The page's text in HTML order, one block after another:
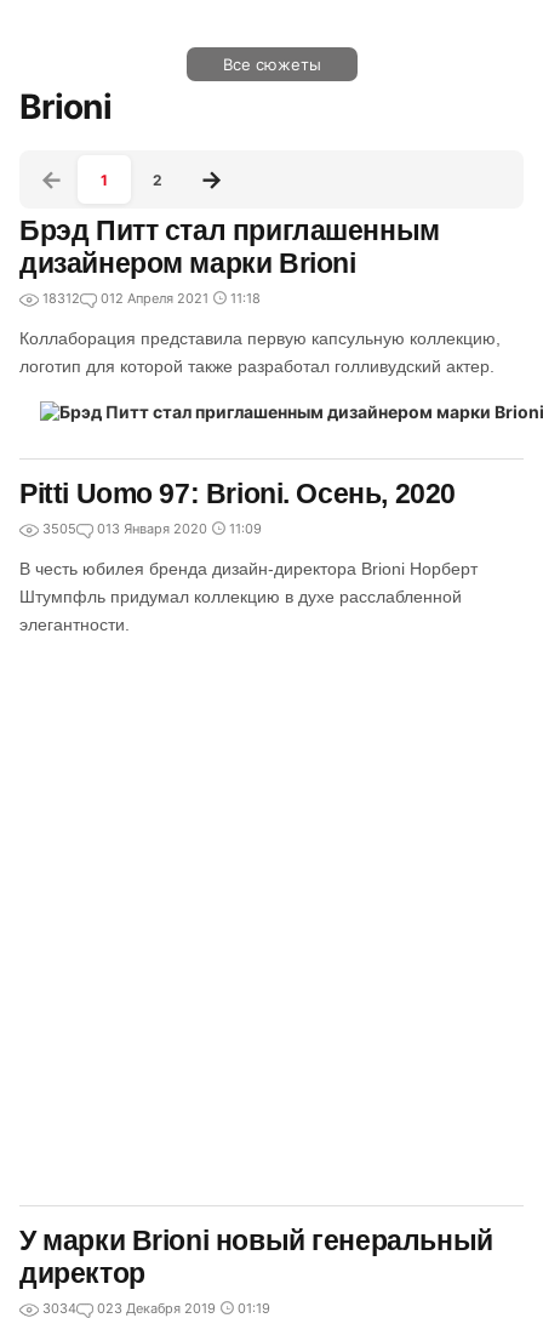
Все сюжеты
Brioni
1 2
Брэд Питт стал приглашенным
дизайнером марки Brioni
18312 012 Апреля 2021 11:18
Коллаборация представила первую капсульную коллекцию,
логотип для которой также разработал голливудский актер.
Pitti Uomo 97: Brioni. Осень, 2020
3505 013 Января 2020 11:09
В честь юбилея бренда дизайн-директора Brioni Норберт
Штумпфль придумал коллекцию в духе расслабленной
элегантности.
У марки Brioni новый генеральный
директор
3034 023 Декабря 2019 01:19